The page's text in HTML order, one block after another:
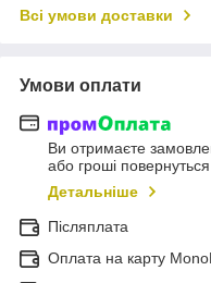
Всі умови доставки
Умови оплати
Ви отримаєте
або гроші
Детальніше
Післяплата
Оплата на карту